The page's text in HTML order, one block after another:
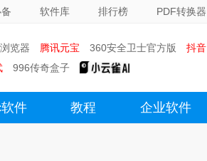
软件库 排行榜 PDF转换器
览器 腾讯元宝 360安全卫士官方版 抖音
996传奇盒子
件 教程 企业软件